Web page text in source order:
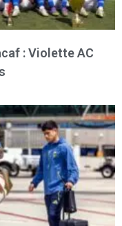
: Violette AC